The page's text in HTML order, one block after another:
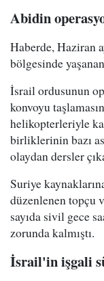
Abidin
Haberde, Haziran
bölgesinde
İsrail ordusunun
konvoyu
helikopterleriyle
birliklerinin bazı
olaydan dersler
Suriye
düzenlenen topçu
sayıda sivil gece
zorunda kalmıştı.
İsrail'in işgali